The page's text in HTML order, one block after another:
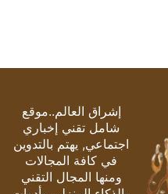
إشراق العالم..موقع
شامل تقني إخباري
اجتماعي, يهتم بالتدوين
في كافة المجالات
ومنها المجال التقني